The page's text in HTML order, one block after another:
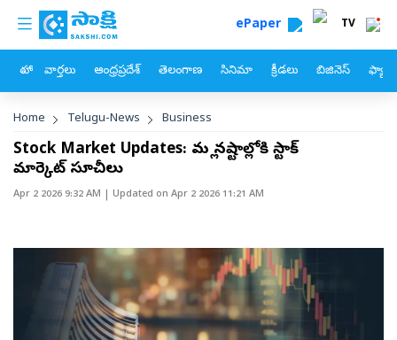
Skip to main content
custom menu ePaper TV
హోం వార్తలు ఆంధ్రప్రదేశ్ తెలంగాణ సినిమా క్రీడలు బిజినెస్
Breadcrumb
Home Telugu-News Business
Stock Market Updates: మళ్లీ నష్టాల్లోకి స్టాక్‌
మార్కెట్‌ సూచీలు
Apr 2 2026 9:32 AM | Updated on Apr 2 2026 11:21 AM